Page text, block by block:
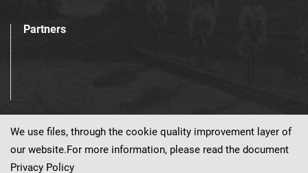
Partners
Visit us!
We use files, through the cookie quality improvement layer of
our website.For more information, please read the document
Privacy Policy